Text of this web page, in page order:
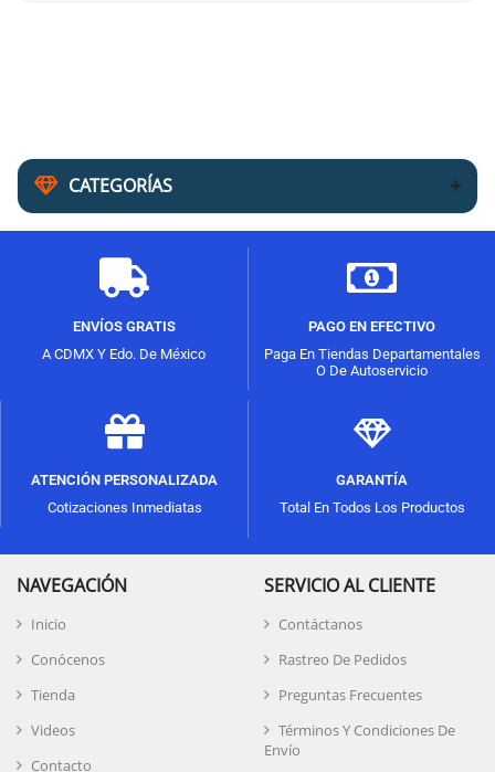
CATEGORÍAS
ENVÍOS GRATIS
A CDMX Y Edo. De México
PAGO EN EFECTIVO
Paga En Tiendas Departamentales
O De Autoservicio
ATENCIÓN PERSONALIZADA
Cotizaciones Inmediatas
GARANTÍA
Total En Todos Los Productos
NAVEGACIÓN
Inicio
Conócenos
Tienda
Videos
Contacto
SERVICIO AL CLIENTE
Contáctanos
Rastreo De Pedidos
Preguntas Frecuentes
Términos Y Condiciones De
Envío